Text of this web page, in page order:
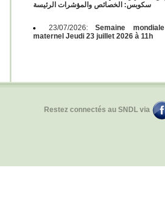
سكوبس: الخصائص والمؤشرات الرئيسة
23/07/2026:Semaine
maternel Jeudi 23 juillet 2026 à 11h
Restez connectés au SNDL via